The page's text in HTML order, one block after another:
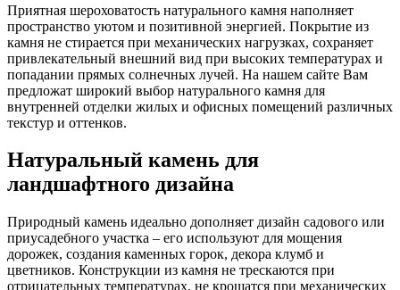
Приятная шероховатость натурального камня наполняет
пространство уютом и позитивной энергией. Покрытие из
камня не стирается при механических нагрузках, сохраняет
привлекательный внешний вид при высоких температурах и
попадании прямых солнечных лучей. На нашем сайте Вам
предложат широкий выбор натурального камня для
внутренней отделки жилых и офисных помещений различных
текстур и оттенков.
Натуральный камень для
ландшафтного дизайна
Природный камень идеально дополняет дизайн садового или
приусадебного участка – его используют для мощения
дорожек, создания каменных горок, декора клумб и
цветников. Конструкции из камня не трескаются при
отрицательных температурах, не крошатся при механических